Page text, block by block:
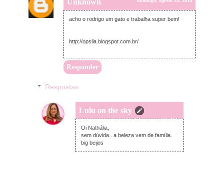
Unknown
acho o rodrigo um gato e trabalha super bem!
http://opslia.blogspot.com.br/
Responder
Respostas
Lulu on the sky
domingo, agosto 24, 2014
Oi Nathália,
sem dúvida.. a beleza vem de família.
big beijos